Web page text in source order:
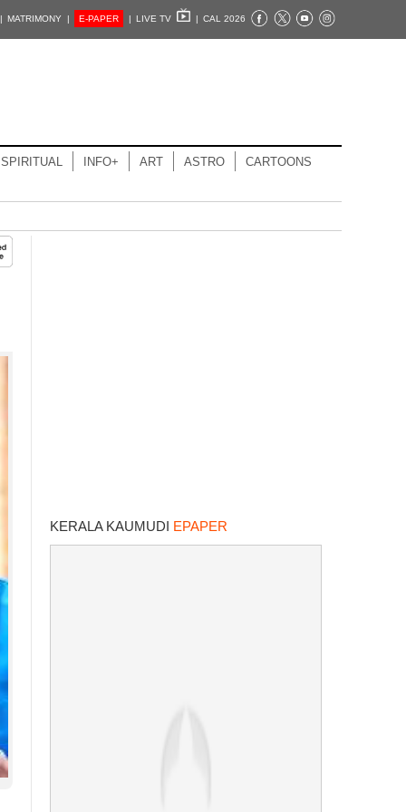
MATRIMONY | E-PAPER | LIVE TV | CAL 2026
SPIRITUAL INFO+ ART ASTRO CARTOONS
KERALA KAUMUDI EPAPER